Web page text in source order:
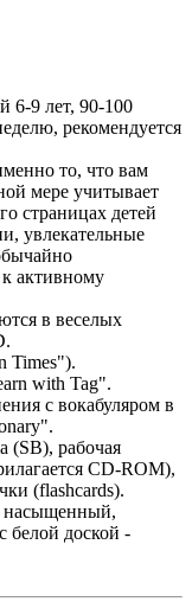
6-9 лет, 90-100
рекомендуется
то, что вам
мере учитывает
страницах детей
увлекательные
активному
в веселых
Times").
with Tag".
с вокабуляром в
(SB), рабочая
CD-ROM),
(flashcards).
насыщенный,
белой доской -